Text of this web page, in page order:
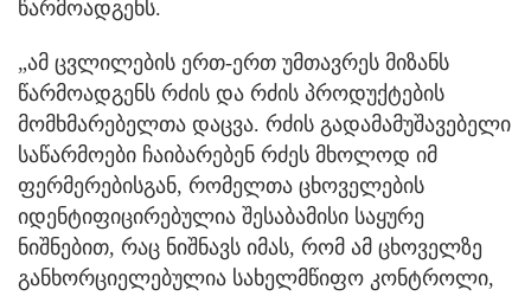
წარმოადგენს.
„ამ ცვლილების ერთ-ერთ უმთავრეს მიზანს
წარმოადგენს რძის და რძის პროდუქტების
მომხმარებელთა დაცვა. რძის გადამამუშავებელი
საწარმოები ჩაიბარებენ რძეს მხოლოდ იმ
ფერმერებისგან, რომელთა ცხოველების
იდენტიფიცირებულია შესაბამისი საყურე
ნიშნებით, რაც ნიშნავს იმას, რომ ამ ცხოველზე
განხორციელებულია სახელმწიფო კონტროლი,